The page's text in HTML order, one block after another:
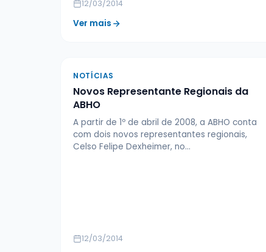
12/03/2014
Ver mais
NOTÍCIAS
Novos Representante Regionais da
ABHO
A partir de 1º de abril de 2008, a ABHO conta
com dois novos representantes regionais,
Celso Felipe Dexheimer, no…
12/03/2014